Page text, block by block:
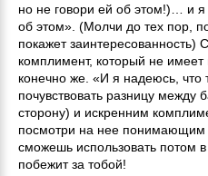
но не говори ей об этом!)… и
об этом». (Молчи до тех пор,
покажет заинтересованность)
комплимент, который не имеет
конечно же. «И я надеюсь, что
почувствовать разницу
сторону) и искренним
посмотри на нее понимающим
сможешь использовать потом
побежит за тобой!